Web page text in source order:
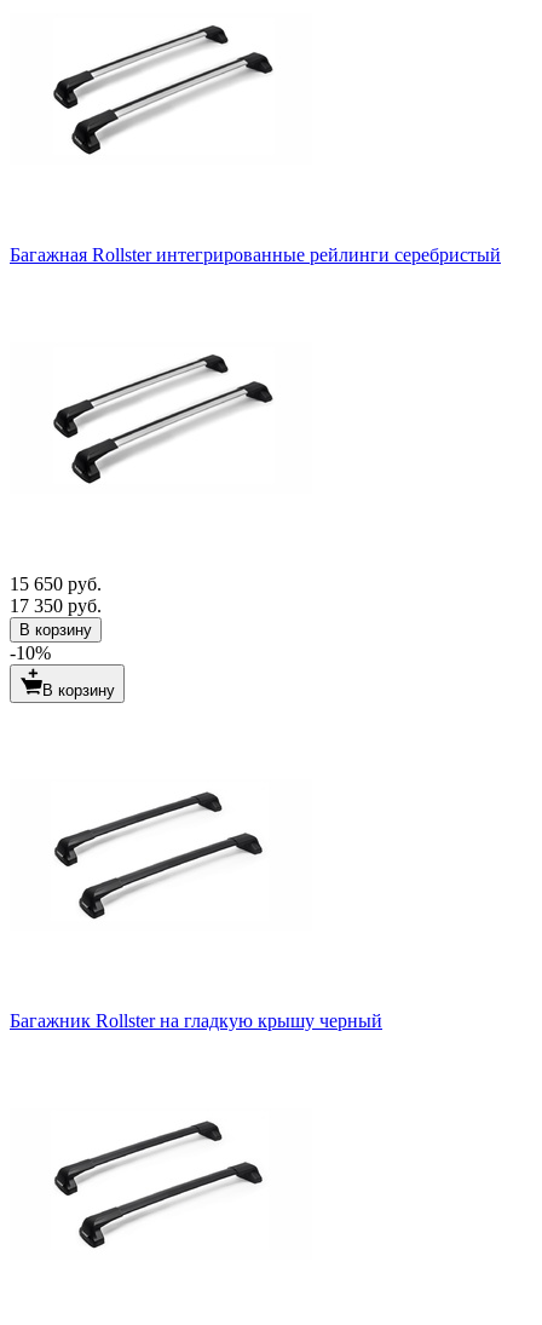
Багажная Rollster интегрированные рейлинги серебристый
15 650 руб.
17 350 руб.
В корзину
-10%
В корзину
Багажник Rollster на гладкую крышу черный